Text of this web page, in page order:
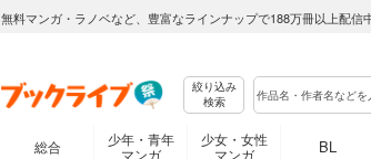
無料マンガ・ラノベなど、豊富なラインナップで188万冊以上配信
絞り込み
検索
総合
少年・青年
マンガ
少女・女性
マンガ
BL